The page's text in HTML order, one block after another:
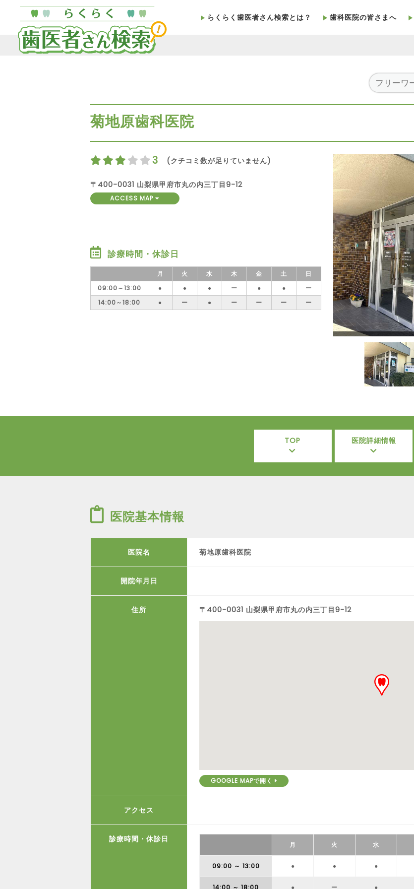
らくらく歯医者さん検索とは？ 歯科医院の皆さまへ
菊地原歯科医院
3 (クチコミ数が足りていません)
〒400-0031 山梨県甲府市丸の内三丁目9-12
ACCESS MAP
診療時間・休診日
月 火 水 木 金 土
日
09:00～13:00
● ● ● ー ● ●
ー
14:00～18:00
● ー ● ー ー ー ー
TOP 医院詳細情報
医院基本情報
医院名 菊地原歯科医院
開院年月日
住所 〒400-0031 山梨県甲府市丸の内三丁目9-12
GOOGLE MAPで開く
アクセス
診療時間・休診日
月 火 水
09:00 ～ 13:00 ● ● ●
14:00 ～ 18:00 ● ー ●